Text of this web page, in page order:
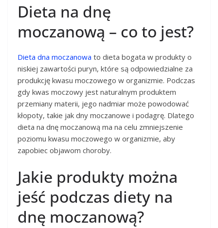
Dieta na dnę
moczanową – co to jest?
Dieta dna moczanowa to dieta bogata w produkty o
niskiej zawartości puryn, które są odpowiedzialne za
produkcję kwasu moczowego w organizmie. Podczas
gdy kwas moczowy jest naturalnym produktem
przemiany materii, jego nadmiar może powodować
kłopoty, takie jak dny moczanowe i podagrę. Dlatego
dieta na dnę moczanową ma na celu zmniejszenie
poziomu kwasu moczowego w organizmie, aby
zapobiec objawom choroby.
Jakie produkty można
jeść podczas diety na
dnę moczanową?